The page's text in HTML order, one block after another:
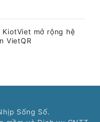
KiotViet mở rộng hệ
VietQR
Sống Số.